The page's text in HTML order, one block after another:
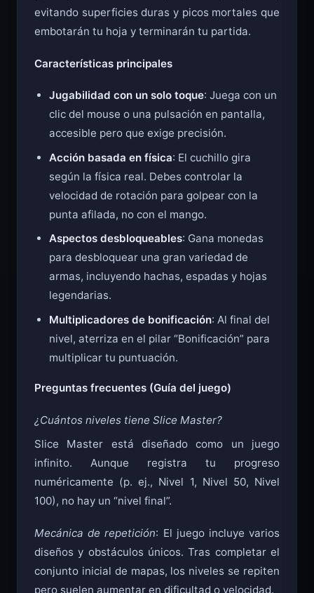
giros para cortar frutas, formas y objetivos,
evitando superficies duras y picos mortales que
Jugabilidad con un solo toque : Juega con un
clic del mouse o una pulsación en pantalla,
Acción basada en física: El cuchillo gira
según la física real. Debes controlar la
velocidad de rotación para golpear con la
Aspectos desbloqueables: Gana monedas
para desbloquear una gran variedad de
armas, incluyendo hachas, espadas y hojas
Multiplicadores de bonificación : Al final del
nivel, aterriza en el pilar “Bonificación” para
Slice Master está diseñado como un juego
infinito. Aunque registra tu progreso
numéricamente (p. ej., Nivel 1, Nivel 50, Nivel
Mecánica de repetición: El juego incluye varios
diseños y obstáculos únicos. Tras completar el
conjunto inicial de mapas, los niveles se repiten